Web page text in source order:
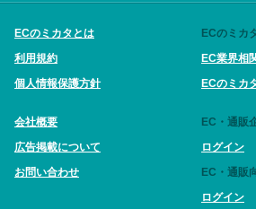
ECのミカタとは
利用規約
個人情報保護方針
会社概要
広告掲載について
お問い合わせ
ECのミカ
EC業界相
ECのミカ
EC・通販
ログイン
EC・通販
ログイン